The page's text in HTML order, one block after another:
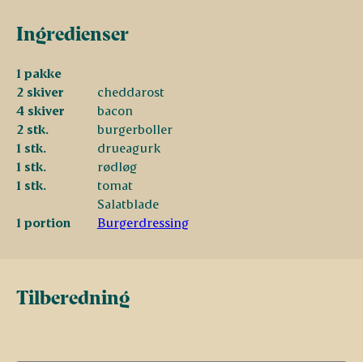
Ingredienser
1 pakke
2 skiver
cheddarost
4 skiver
bacon
2 stk.
burgerboller
1 stk.
drueagurk
1 stk.
rødløg
1 stk.
tomat
Salatblade
1 portion
Burgerdressing
Tilberedning